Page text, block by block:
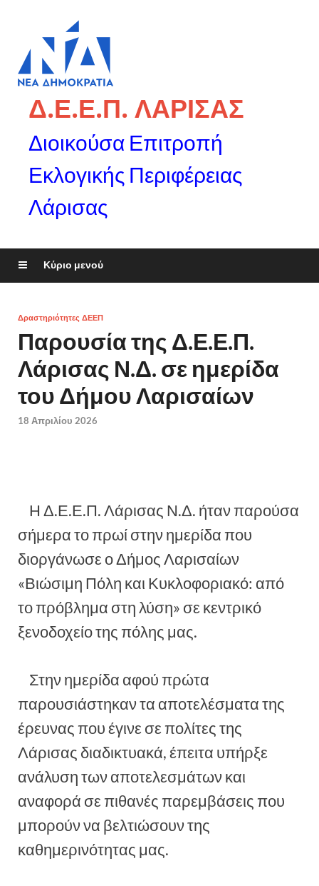
Δ.Ε.Ε.Π. ΛΑΡΙΣΑΣ
Διοικούσα Επιτροπή
Εκλογικής Περιφέρειας
Λάρισας
Κύριο μενού
Δραστηριότητες ΔΕΕΠ
Παρουσία της Δ.Ε.Ε.Π.
Λάρισας Ν.Δ. σε ημερίδα
του Δήμου Λαρισαίων
18 Απριλίου 2026
Η Δ.Ε.Ε.Π. Λάρισας Ν.Δ. ήταν παρούσα
σήμερα το πρωί στην ημερίδα που
διοργάνωσε ο Δήμος Λαρισαίων
«Βιώσιμη Πόλη και Κυκλοφοριακό: από
το πρόβλημα στη λύση» σε κεντρικό
ξενοδοχείο της πόλης μας.
Στην ημερίδα αφού πρώτα
παρουσιάστηκαν τα αποτελέσματα της
έρευνας που έγινε σε πολίτες της
Λάρισας διαδικτυακά, έπειτα υπήρξε
ανάλυση των αποτελεσμάτων και
αναφορά σε πιθανές παρεμβάσεις που
μπορούν να βελτιώσουν της
καθημερινότητας μας.